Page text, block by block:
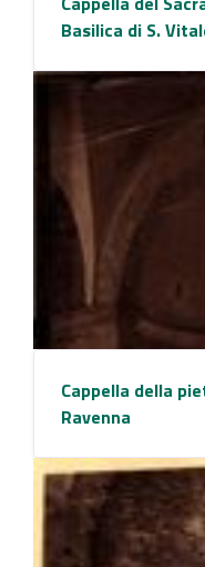
Basilica di S.
Cappella della
Ravenna